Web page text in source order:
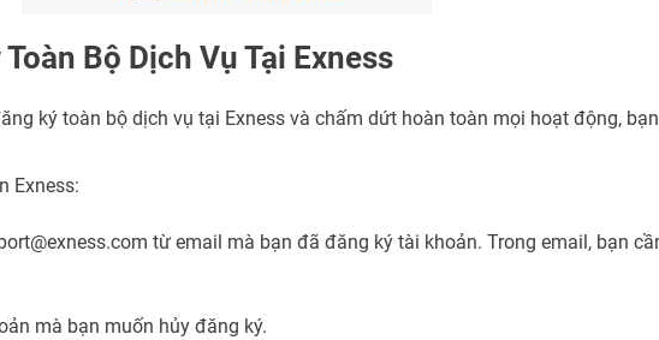
Bộ Dịch Vụ Tại Exness
ký toàn bộ dịch vụ tại Exness và chấm dứt hoàn toàn mọi hoạt động,
Exness:
từ email mà bạn đã đăng ký tài khoản. Trong email, bạn
mà bạn muốn hủy đăng ký.